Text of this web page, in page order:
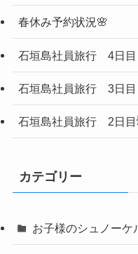
春休み予約状況🌸
石垣島社員旅行 4日目
石垣島社員旅行 3日目
石垣島社員旅行 2日目
カテゴリー
お子様のシュノーケ